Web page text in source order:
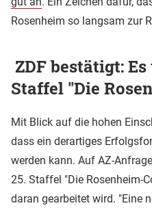
Rosenheim so langsam zur
ZDF bestätigt:
Staffel "Die
Mit Blick auf die hohen
dass ein derartiges
werden kann. Auf AZ-
25. Staffel "Die Rosenheim-
daran gearbeitet wird. "Eine